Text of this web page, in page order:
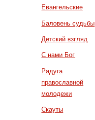
Евангельские
Баловень судьбы
Детский взгляд
С нами Бог
Радуга
православной
молодежи
Скауты